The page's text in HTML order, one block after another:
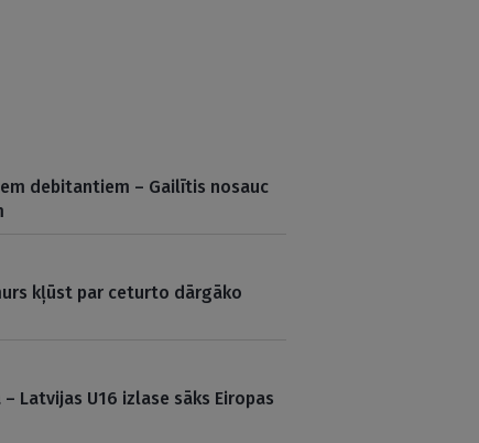
debitantiem – Gailītis nosauc
kļūst par ceturto dārgāko
Latvijas U16 izlase sāks Eiropas